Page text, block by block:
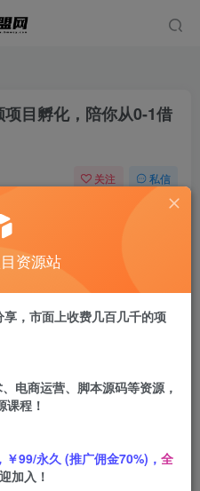
目孵化，陪你从0-1借
关注 私信
买
化，陪你从0-1借助AI实现
资源站
，市面上收费几百几千的项
电商运营、脚本源码等资源，
程！
￥99/永久 (推广佣金70%)， 全
加入！